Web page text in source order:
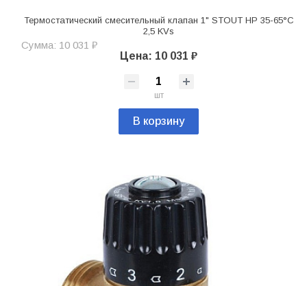
Термостатический смесительный клапан 1" STOUT НР 35-65°С
2,5 KVs
Сумма: 10 031 ₽
Цена: 10 031 ₽
шт
В корзину